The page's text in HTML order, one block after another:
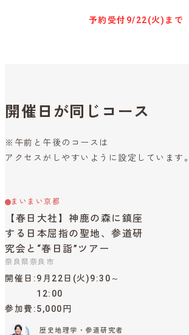
予約受付 9/22(火)まで
開催日が同じコース
※午前と午後のコースは
アクセスがしやすいように設定しています。
まいまい京都
【春日大社】神鹿の森に鎮座
する日本屈指の聖地、参道研
究会と“春日詣”ツアー
奈良県奈良市
開催日
9月22日(火)9:30～
12:00
参加費 5,000円
歴史地理学・参道研究者